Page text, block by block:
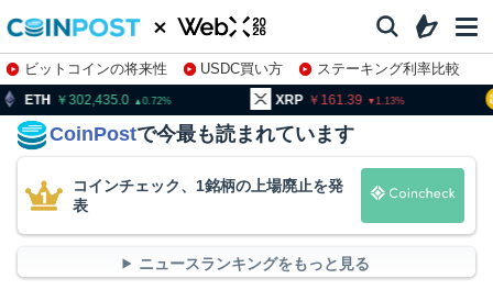
ビットコインの将来性 USDC買い方
ステーキング利率比較
株特集・関連銘柄
0.72 161.39 1.13
CoinPostで今最も読まれています
コインチェック、1銘柄の上場廃止を発
表
ニュースランキングをもっと見る